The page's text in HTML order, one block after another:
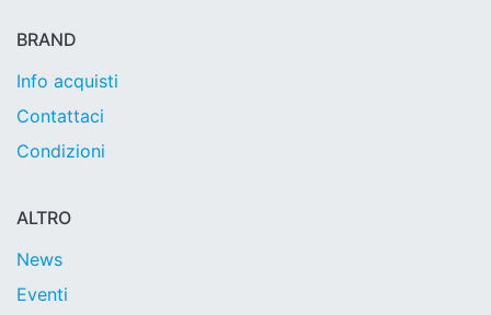
BRAND
Info acquisti
Contattaci
Condizioni
ALTRO
News
Eventi